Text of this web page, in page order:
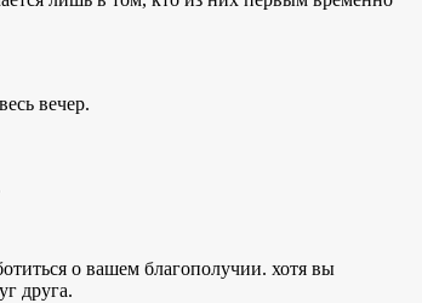
вечер.
о вашем благополучии. хотя вы
друга.